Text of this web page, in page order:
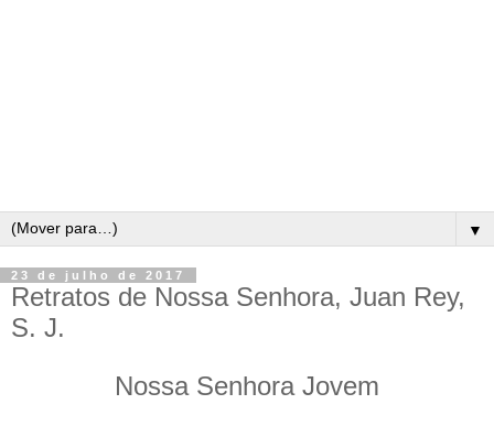
▼
23 de julho de 2017
Retratos de Nossa Senhora, Juan Rey,
S. J.
Nossa Senhora Jovem